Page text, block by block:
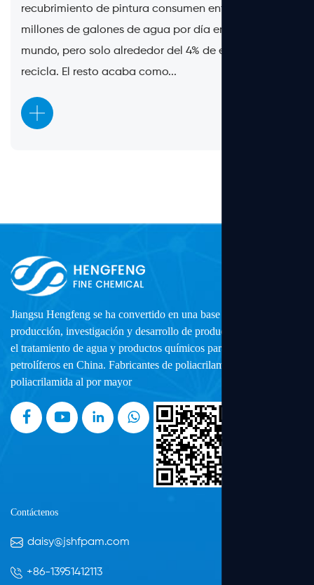
recubrimiento de pintura consumen entre 75 y 85
millones de galones de agua por día en todo el
mundo, pero solo alrededor del 4% de esa agua se
recicla. El resto acaba como...
Jiangsu Hengfeng se ha convertido en una base profesional de
producción, investigación y desarrollo de productos químicos para
el tratamiento de agua y productos químicos para yacimientos
petrolíferos en China. Fabricantes de poliacrilamida
poliacrilamida al por mayor
Contáctenos
daisy@jshfpam.com
+86-13951412113